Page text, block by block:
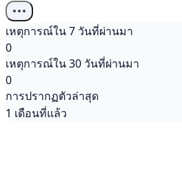
เหตุการณ์ใน 7 วันที่ผ่านมา
0
เหตุการณ์ใน 30 วันที่ผ่านมา
0
การปรากฏตัวล่าสุด
1 เดือนที่แล้ว